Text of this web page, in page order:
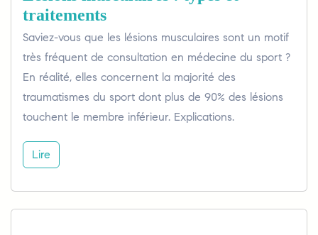
traitements
Saviez-vous que les lésions musculaires sont un motif
très fréquent de consultation en médecine du sport ?
En réalité, elles concernent la majorité des
traumatismes du sport dont plus de 90% des lésions
touchent le membre inférieur. Explications.
Lire